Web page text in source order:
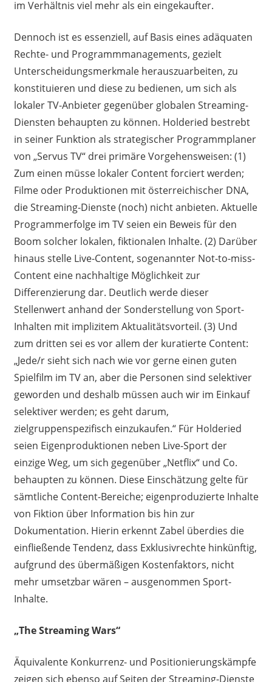
im Verhältnis viel mehr als ein eingekaufter.
Dennoch ist es essenziell, auf Basis eines adäquaten
Rechte- und Programmmanagements, gezielt
Unterscheidungsmerkmale herauszuarbeiten, zu
konstituieren und diese zu bedienen, um sich als
lokaler TV-Anbieter gegenüber globalen Streaming-
Diensten behaupten zu können. Holderied bestrebt
in seiner Funktion als strategischer Programmplaner
von „Servus TV“ drei primäre Vorgehensweisen: (1)
Zum einen müsse lokaler Content forciert werden;
Filme oder Produktionen mit österreichischer DNA,
die Streaming-Dienste (noch) nicht anbieten. Aktuelle
Programmerfolge im TV seien ein Beweis für den
Boom solcher lokalen, fiktionalen Inhalte. (2) Darüber
hinaus stelle Live-Content, sogenannter Not-to-miss-
Content eine nachhaltige Möglichkeit zur
Differenzierung dar. Deutlich werde dieser
Stellenwert anhand der Sonderstellung von Sport-
Inhalten mit implizitem Aktualitätsvorteil. (3) Und
zum dritten sei es vor allem der kuratierte Content:
„Jede/r sieht sich nach wie vor gerne einen guten
Spielfilm im TV an, aber die Personen sind selektiver
geworden und deshalb müssen auch wir im Einkauf
selektiver werden; es geht darum,
zielgruppenspezifisch einzukaufen.“ Für Holderied
seien Eigenproduktionen neben Live-Sport der
einzige Weg, um sich gegenüber „Netflix“ und Co.
behaupten zu können. Diese Einschätzung gelte für
sämtliche Content-Bereiche; eigenproduzierte Inhalte
von Fiktion über Information bis hin zur
Dokumentation. Hierin erkennt Zabel überdies die
einfließende Tendenz, dass Exklusivrechte hinkünftig,
aufgrund des übermäßigen Kostenfaktors, nicht
mehr umsetzbar wären – ausgenommen Sport-
Inhalte.
„The Streaming Wars“
Äquivalente Konkurrenz- und Positionierungskämpfe
zeigen sich ebenso auf Seiten der Streaming-Dienste